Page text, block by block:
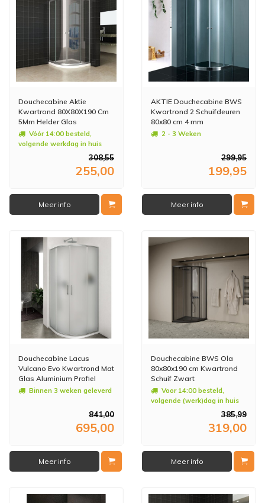
Douchecabine Aktie
Kwartrond 80X80X190 Cm
5Mm Helder Glas
Vóór 14:00 besteld,
volgende werkdag in huis
308,55
255,00
Meer info
AKTIE Douchecabine BWS
Kwartrond 2 Schuifdeuren
80x80 cm 4 mm
2 - 3 Weken
299,95
199,95
Meer info
Douchecabine Lacus
Vulcano Evo Kwartrond Mat
Glas Aluminium Profiel
Chroom (alle maten)
Binnen 3 weken geleverd
841,00
695,00
Meer info
Douchecabine BWS Ola
80x80x190 cm Kwartrond
Schuif Zwart
Voor 14:00 besteld,
volgende (werk)dag in huis
385,99
319,00
Meer info